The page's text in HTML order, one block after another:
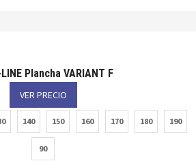
Plancha VARIANT F
VER PRECIO
140 150 160 170 180 190
90